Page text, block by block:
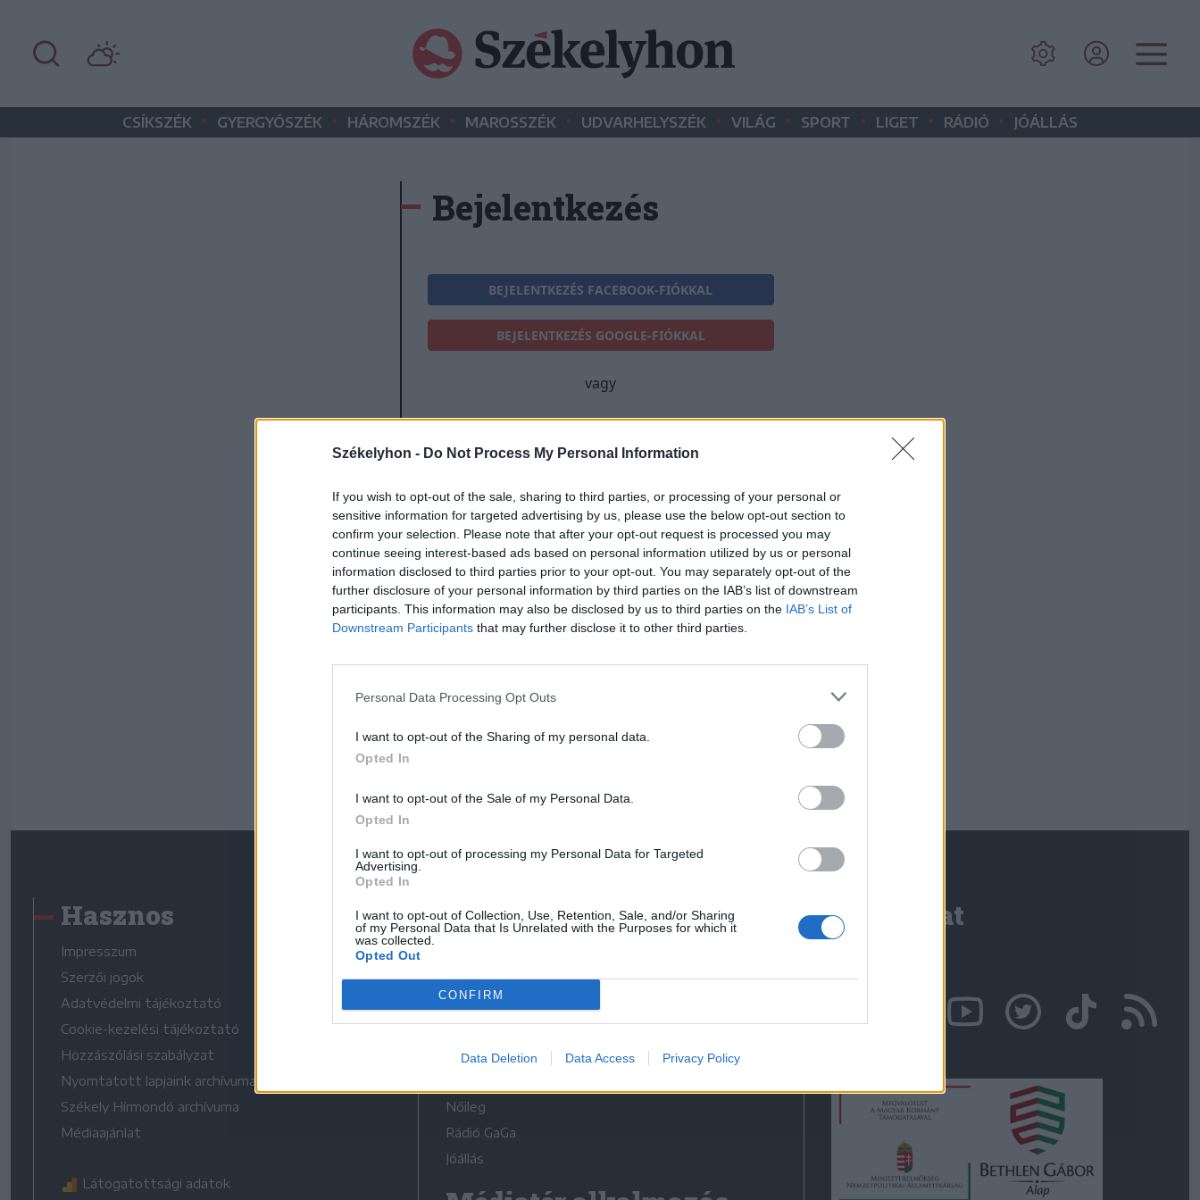
Székelyhon - Do Not Process My Personal Information
If you wish to opt-out of the sale, sharing to third parties, or processing of your personal or
sensitive information for targeted advertising by us, please use the below opt-out section to
confirm your selection. Please note that after your opt-out request is processed you may
continue seeing interest-based ads based on personal information utilized by us or personal
information disclosed to third parties prior to your opt-out. You may separately opt-out of the
further disclosure of your personal information by third parties on the IAB’s list of downstream
participants. This information may also be disclosed by us to third parties on the IAB’s List of
Downstream Participants that may further disclose it to other third parties.
Personal Data Processing Opt Outs
I want to opt-out of the Sharing of my personal data.
Opted In
I want to opt-out of the Sale of my Personal Data.
Opted In
I want to opt-out of processing my Personal Data for Targeted
Advertising.
Opted In
I want to opt-out of Collection, Use, Retention, Sale, and/or Sharing
of my Personal Data that Is Unrelated with the Purposes for which it
was collected.
Opted Out
CONFIRM
Data Deletion Data Access Privacy Policy
CSÍKSZÉK • GYERGYÓSZÉK • HÁROMSZÉK • MAROSSZÉK • UDVARHELYSZÉK • VILÁG • SPORT • LIGET • RÁDIÓ • JÓÁLLÁS
Bejelentkezés
BEJELENTKEZÉS FACEBOOK-FIÓKKAL
BEJELENTKEZÉS GOOGLE-FIÓKKAL
vagy
E-mail-cím
Jelszó
Elfelejtette a jelszavát?
BEJELENTKEZÉS
Hasznos
Impresszum
Szerzői jogok
Adatvédelmi tájékoztató
Cookie-kezelési tájékoztató
Hozzászólási szabályzat
Nyomtatott lapjaink archívuma
Székely Hírmondó archívuma
Médiaajánlat
Látogatottsági adatok
Médiatér
Liget
Krónika
Bihari Napló
Erdélyi Napló
Nőileg
Rádió GaGa
Jóállás
Kapcsolat